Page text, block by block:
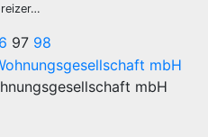
97 98
mbH